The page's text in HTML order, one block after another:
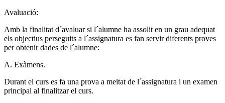
Avaluació:
Amb la finalitat d´avaluar si l´alumne ha assolit en un grau adequat
els objectius perseguits a l´assignatura es fan servir diferents proves
per obtenir dades de l´alumne:
A. Exàmens.
Durant el curs es fa una prova a meitat de l´assignatura i un examen
principal al finalitzar el curs.